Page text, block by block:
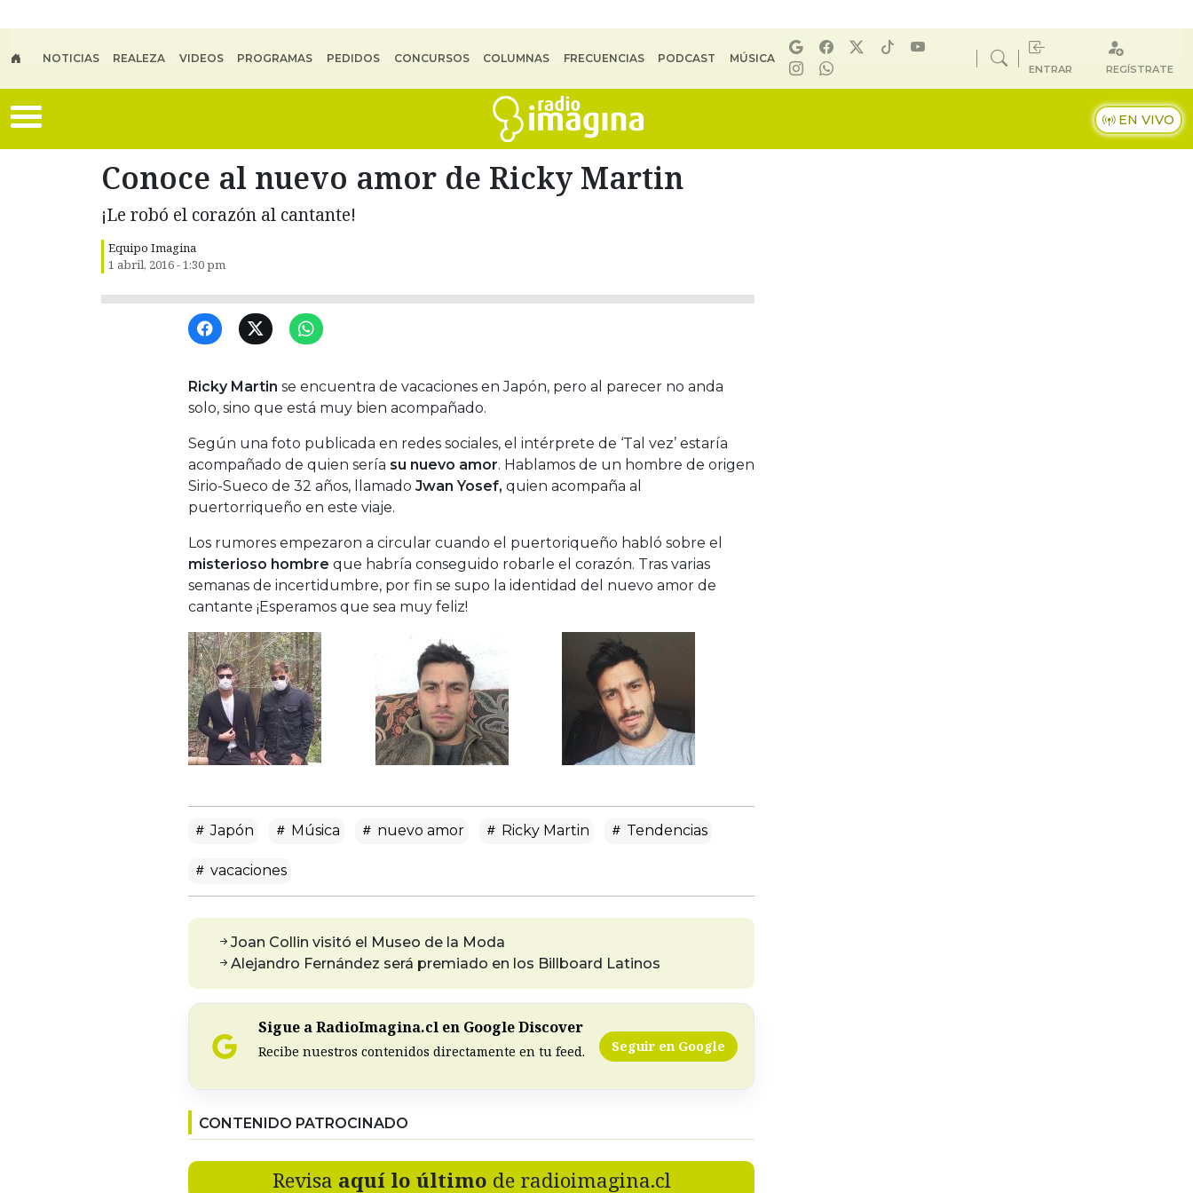
NOTICIAS REALEZA VIDEOS PROGRAMAS PEDIDOS CONCURSOS COLUMNAS FRECUENCIAS PODCAST MÚSICA
ENTRAR REGÍSTRATE
EN VIVO
Conoce al nuevo amor de Ricky Martin
¡Le robó el corazón al cantante!
Equipo Imagina
1 abril, 2016 - 1:30 pm
Ricky Martin se encuentra de vacaciones en Japón, pero al parecer no anda
solo, sino que está muy bien acompañado.
Según una foto publicada en redes sociales, el intérprete de ‘Tal vez’ estaría
acompañado de quien sería su nuevo amor. Hablamos de un hombre de origen
Sirio-Sueco de 32 años, llamado Jwan Yosef, quien acompaña al
puertorriqueño en este viaje.
Los rumores empezaron a circular cuando el puertoriqueño habló sobre el
misterioso hombre que habría conseguido robarle el corazón. Tras varias
semanas de incertidumbre, por fin se supo la identidad del nuevo amor de
cantante ¡Esperamos que sea muy feliz!
Japón Música nuevo amor Ricky Martin Tendencias
vacaciones
Joan Collin visitó el Museo de la Moda
Alejandro Fernández será premiado en los Billboard Latinos
Sigue a RadioImagina.cl en Google Discover
Recibe nuestros contenidos directamente en tu feed. Seguir en Google
CONTENIDO PATROCINADO
Revisa aquí lo último de radioimagina.cl